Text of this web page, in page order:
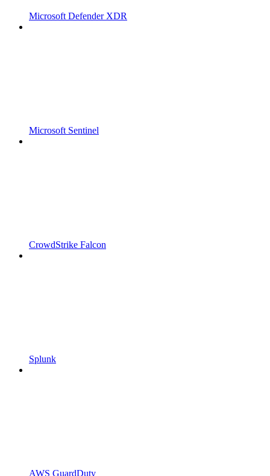
Microsoft Defender XDR
Microsoft Sentinel
CrowdStrike Falcon
Splunk
AWS GuardDuty